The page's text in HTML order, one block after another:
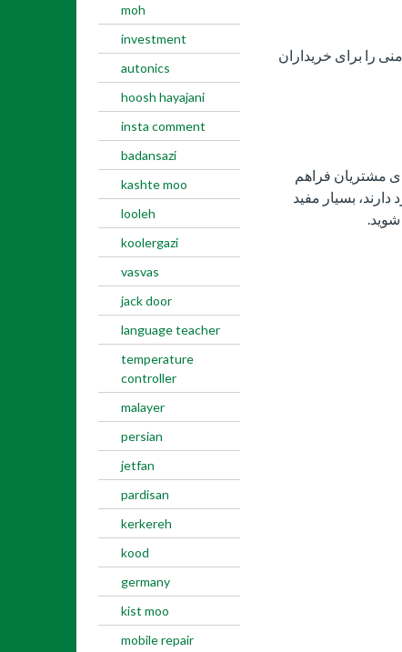
moh
investment
autonics
hoosh hayajani
insta comment
badansazi
kashte moo
looleh
koolergazi
vasvas
jack door
language teacher
temperature
controller
malayer
persian
jetfan
pardisan
kerkereh
kood
germany
kist moo
mobile repair
را برای خریداران
مشتریان فراهم
بسیار مفید
شوید.